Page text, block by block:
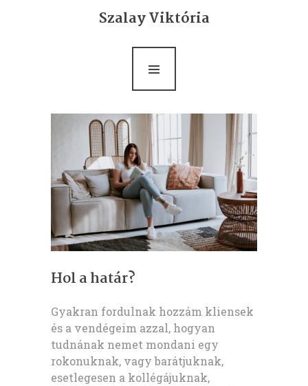
Szalay Viktória
Bemutatkozás
Life coaching
Rólam mondták
Blog
Kapcsolat
Hol a határ?
Gyakran fordulnak hozzám kliensek
és a vendégeim azzal, hogyan
tudnának nemet mondani egy
rokonuknak, vagy barátjuknak,
esetlegesen a kollégájuknak,